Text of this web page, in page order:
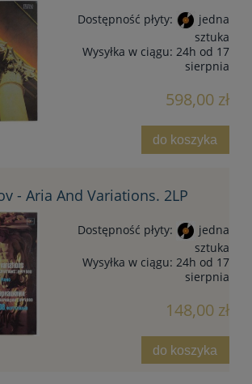
Dostępność płyty:
jedna
sztuka
Wysyłka w ciągu: 24h od 17
sierpnia
598,00 zł
do koszyka
- Aria And Variations. 2LP
Dostępność płyty:
jedna
sztuka
Wysyłka w ciągu: 24h od 17
sierpnia
148,00 zł
do koszyka